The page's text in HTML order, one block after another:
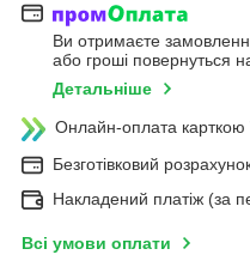
Ви отримаєте
або гроші повернуться
Детальніше
Онлайн-оплата
Безготівковий
Накладений платіж (за
Всі умови оплати